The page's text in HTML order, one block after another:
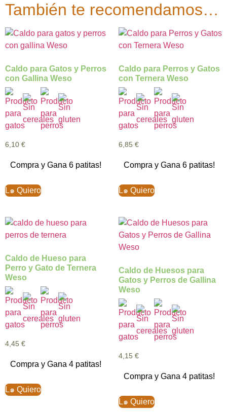
También te recomendamos…
Caldo para Gatos y Perros
con Gallina Weso
6,10 €
Compra y Gana 6 patitas!
L๑ Quiero
Caldo para Perros y Gatos
con Ternera Weso
6,85 €
Compra y Gana 6 patitas!
L๑ Quiero
Caldo de Hueso para
Perro y Gato de Ternera
Weso
4,45 €
Compra y Gana 4 patitas!
L๑ Quiero
Caldo de Huesos para
Gatos y Perros de Gallina
Weso
4,15 €
Compra y Gana 4 patitas!
L๑ Quiero